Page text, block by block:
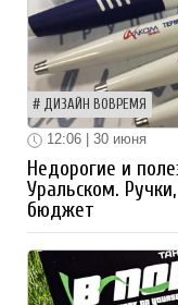
ДИЗАЙН ВОВРЕМЯ
12:06 | 30 июня
Недорогие и
Уральском.
бюджет